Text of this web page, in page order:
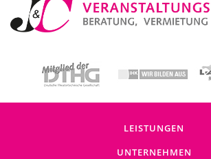
LEISTUNGEN
UNTERNEHMEN